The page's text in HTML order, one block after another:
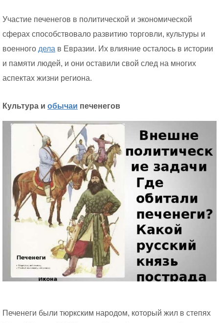
Участие печенегов в политической и экономической
сферах способствовало развитию торговли, культуры и
военного дела в Евразии. Их влияние осталось в истории
и памяти людей, и они оставили свой след на многих
аспектах жизни региона.
Культура и обычаи печенегов
Печенеги были тюркским народом, который жил в степях